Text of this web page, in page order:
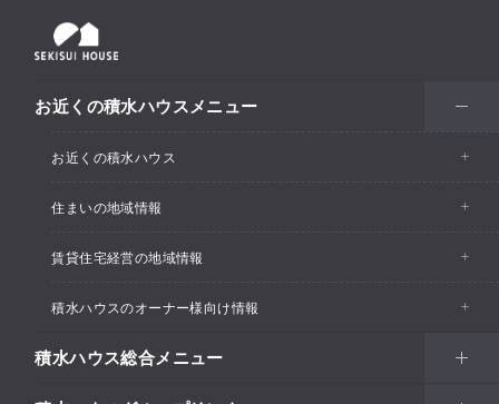
お近くの積水ハウスメニュー
お近くの積水ハウス
お近くの積水ハウストップ
住まいの地域情報
イベント情報
住宅展示場・ショールーム情報
分譲住宅・土地
賃貸住宅経営の地域情報
イベント情報
支店・事業所情報
積水ハウスのオーナー様向け情報
カスタマーズセンター
積水ハウス総合メニュー